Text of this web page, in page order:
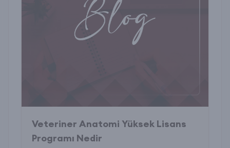
Veteriner Anatomi Yüksek Lisans
Programı Nedir